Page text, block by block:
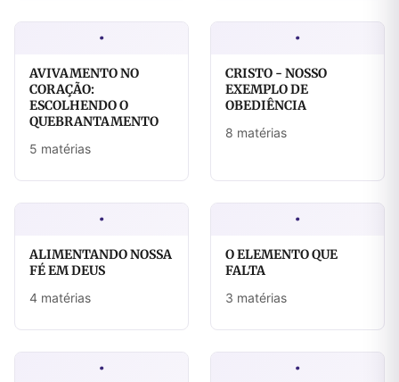
·
AVIVAMENTO NO
CORAÇÃO:
ESCOLHENDO O
QUEBRANTAMENTO
5 matérias
·
CRISTO - NOSSO
EXEMPLO DE
OBEDIÊNCIA
8 matérias
·
ALIMENTANDO NOSSA
FÉ EM DEUS
4 matérias
·
O ELEMENTO QUE
FALTA
3 matérias
· ·